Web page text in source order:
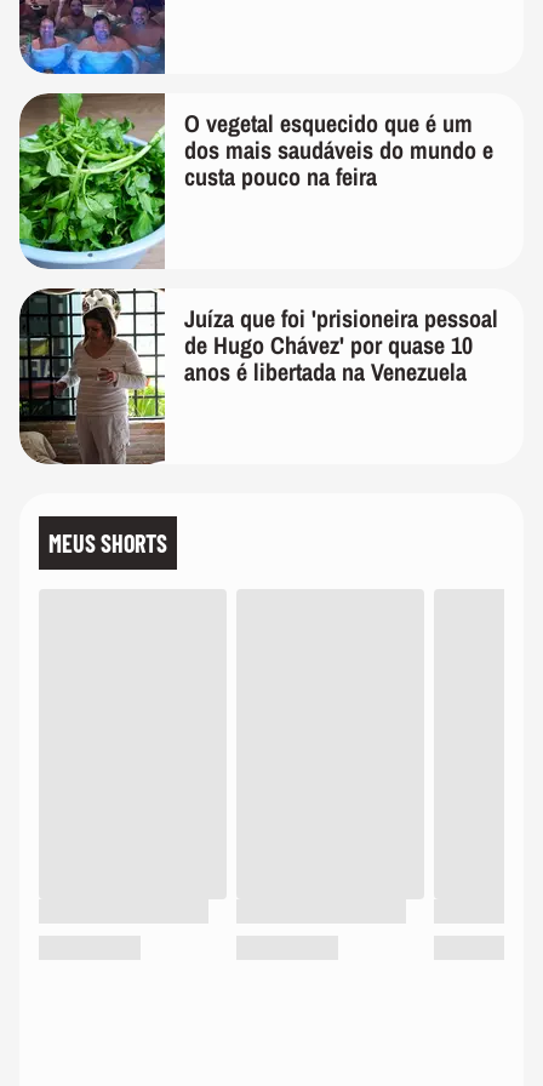
O vegetal esquecido que é um
dos mais saudáveis do mundo e
custa pouco na feira
Juíza que foi 'prisioneira pessoal
de Hugo Chávez' por quase 10
anos é libertada na Venezuela
MEUS SHORTS